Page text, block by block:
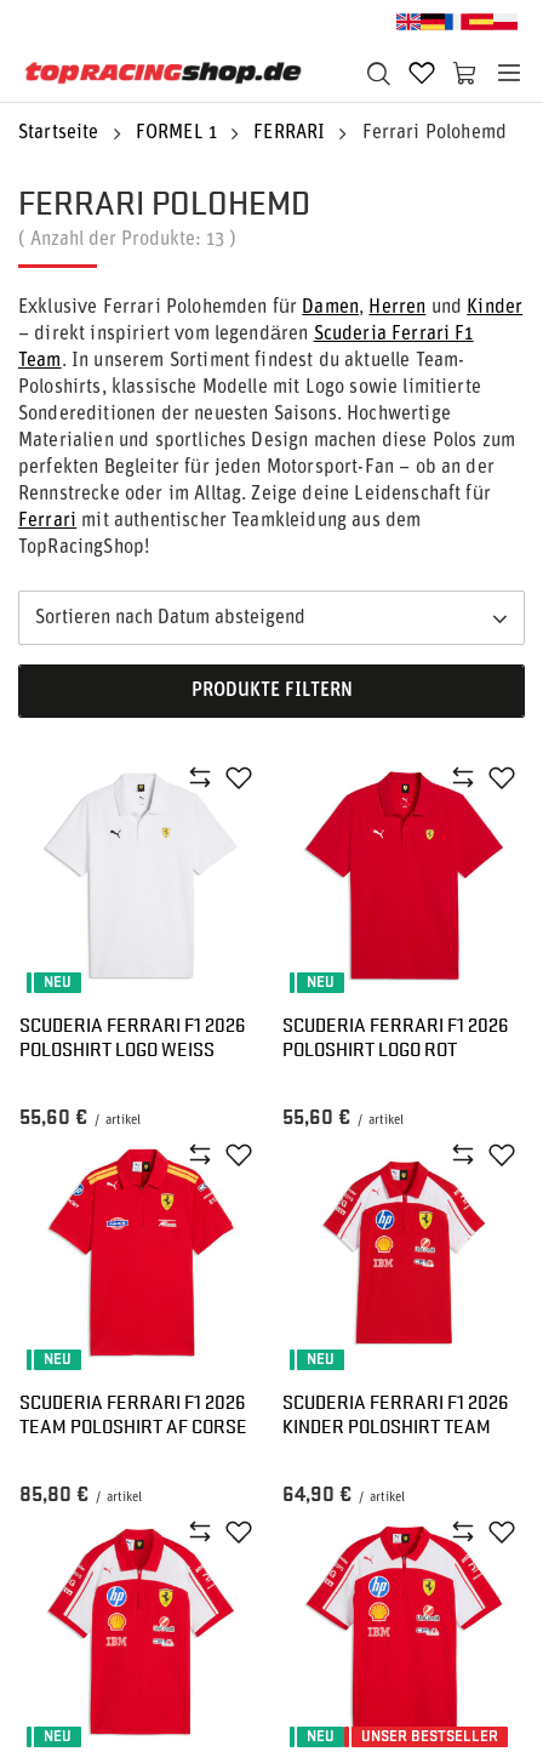
Startseite FORMEL 1 FERRARI Ferrari Polohemd
FERRARI POLOHEMD
( Anzahl der Produkte: 13 )
Exklusive Ferrari Polohemden für Damen, Herren und Kinder
– direkt inspiriert vom legendären Scuderia Ferrari F1
Team. In unserem Sortiment findest du aktuelle Team-
Poloshirts, klassische Modelle mit Logo sowie limitierte
Sondereditionen der neuesten Saisons. Hochwertige
Materialien und sportliches Design machen diese Polos zum
perfekten Begleiter für jeden Motorsport-Fan – ob an der
Rennstrecke oder im Alltag. Zeige deine Leidenschaft für
Ferrari mit authentischer Teamkleidung aus dem
TopRacingShop!
Sortieren nach Datum absteigend
PRODUKTE FILTERN
NEU
SCUDERIA FERRARI F1 2026
POLOSHIRT LOGO WEISS
55,60 € / artikel
NEU
SCUDERIA FERRARI F1 2026
POLOSHIRT LOGO ROT
55,60 € / artikel
NEU
SCUDERIA FERRARI F1 2026
TEAM POLOSHIRT AF CORSE
85,80 € / artikel
NEU
SCUDERIA FERRARI F1 2026
KINDER POLOSHIRT TEAM
64,90 € / artikel
NEU NEU UNSER BESTSELLER